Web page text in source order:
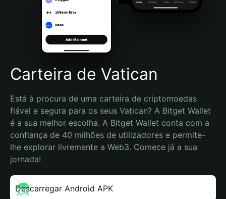
Português (Brasil)
Español (Argentina)
Carteira de Vatican
Está à procura de uma carteira de criptomoedas
fiável e segura para os seus Vatican? A Bitget Wallet
é a sua melhor escolha. A Bitget Wallet conta com a
confiança de 40 milhões de utilizadores e permite-
lhe explorar livremente a Web3. Comece já a sua
jornada!
Descarregar Android APK